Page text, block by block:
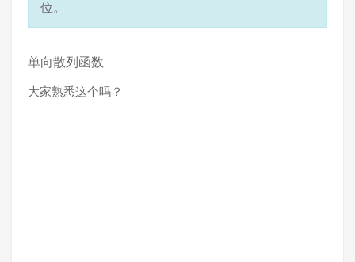
位。
单向散列函数
大家熟悉这个吗？